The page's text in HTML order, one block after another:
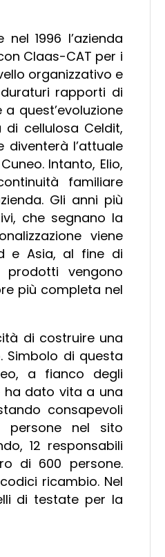
1996 l’azienda
Claas-CAT per i
organizzativo e
rapporti di
quest’evoluzione
cellulosa Celdit,
l’attuale
Intanto, Elio,
familiare
Gli anni più
che segnano la
viene
e Asia, al fine di
vengono
più completa nel
di costruire una
Simbolo di questa
a fianco degli
ha dato vita a una
consapevoli
persone nel sito
12 responsabili
di 600 persone.
ricambio. Nel
di testate per la